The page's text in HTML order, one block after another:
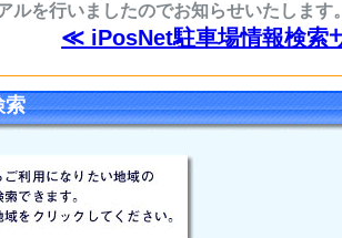
ルを行いましたのでお知らせいたします
≪ iPosNet駐車場情報検索
索